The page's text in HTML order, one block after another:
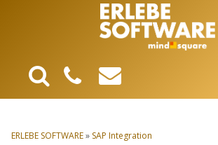
ERLEBE SOFTWARE» SAP Integration